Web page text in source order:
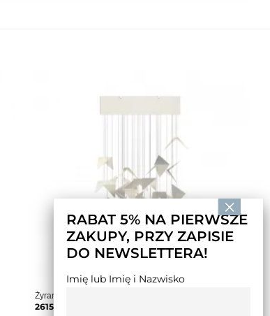
Żyrandol HIVE kremowy
2615,00
RABAT 5% NA PIERWSZE
ZAKUPY, PRZY ZAPISIE
DO NEWSLETTERA!
Imię lub Imię i Nazwisko